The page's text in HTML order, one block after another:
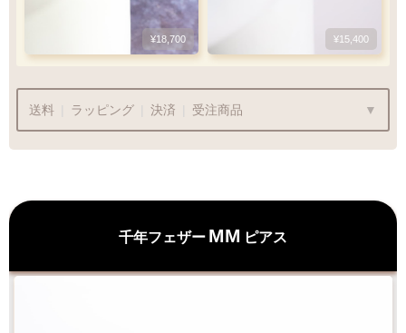
¥18,700 ¥15,400
送料 ラッピング 決済 受注商品
商品代金¥22,000〜は送料無料です
ラッピングも承っております
千年フェザー MM ピアス